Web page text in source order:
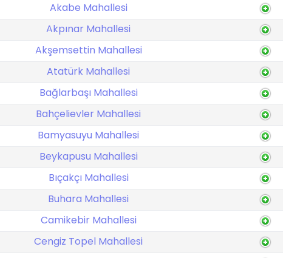
Akabe Mahallesi
Akpınar Mahallesi
Akşemsettin Mahallesi
Atatürk Mahallesi
Bağlarbaşı Mahallesi
Bahçelievler Mahallesi
Bamyasuyu Mahallesi
Beykapusu Mahallesi
Bıçakçı Mahallesi
Buhara Mahallesi
Camikebir Mahallesi
Cengiz Topel Mahallesi